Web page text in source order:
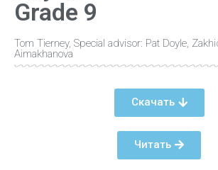
Grade 9
Tom Tierney, Special advisor: Pat Doyle,
Aimakhanova
Скачать
Читать